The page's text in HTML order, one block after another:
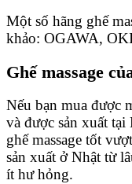
Một số hãng ghế
khảo: OGAWA,
Ghế massage
Nếu bạn mua được
và được sản xuất
ghế massage tốt
sản xuất ở Nhật từ
ít hư hỏng.